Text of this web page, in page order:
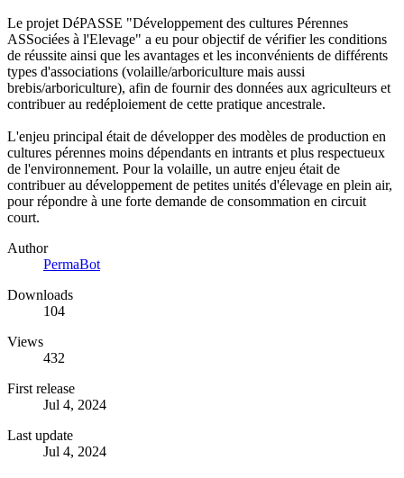
Le projet DéPASSE "Développement des cultures Pérennes
ASSociées à l'Elevage" a eu pour objectif de vérifier les conditions
de réussite ainsi que les avantages et les inconvénients de différents
types d'associations (volaille/arboriculture mais aussi
brebis/arboriculture), afin de fournir des données aux agriculteurs et
contribuer au redéploiement de cette pratique ancestrale.
L'enjeu principal était de développer des modèles de production en
cultures pérennes moins dépendants en intrants et plus respectueux
de l'environnement. Pour la volaille, un autre enjeu était de
contribuer au développement de petites unités d'élevage en plein air,
pour répondre à une forte demande de consommation en circuit
court.
Author
PermaBot
Downloads
104
Views
432
First release
Jul 4, 2024
Last update
Jul 4, 2024